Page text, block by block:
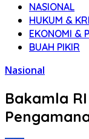
NASIONAL
HUKUM &
EKONOMI &
BUAH PIKIR
Nasional
Bakamla